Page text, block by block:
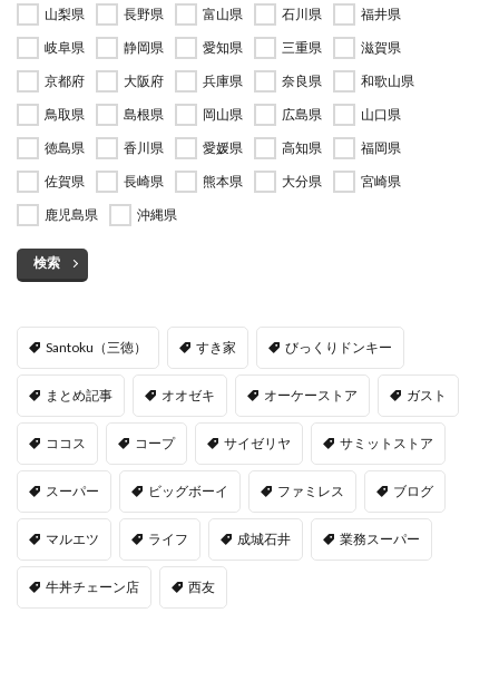
山梨県
長野県 富山県 石川県
福井県
岐阜県
静岡県 愛知県 三重県
滋賀県
京都府
大阪府 兵庫県 奈良県
和歌山県
鳥取県
島根県 岡山県 広島県
山口県
徳島県
香川県 愛媛県 高知県
福岡県
佐賀県
長崎県 熊本県 大分県
宮崎県
鹿児島県
沖縄県
検索
Santoku（三徳） すき家 びっくりドンキー
まとめ記事 オオゼキ オーケーストア ガスト
ココス コープ サイゼリヤ サミットストア
スーパー ビッグボーイ ファミレス ブログ
マルエツ ライフ 成城石井 業務スーパー
牛丼チェーン店 西友